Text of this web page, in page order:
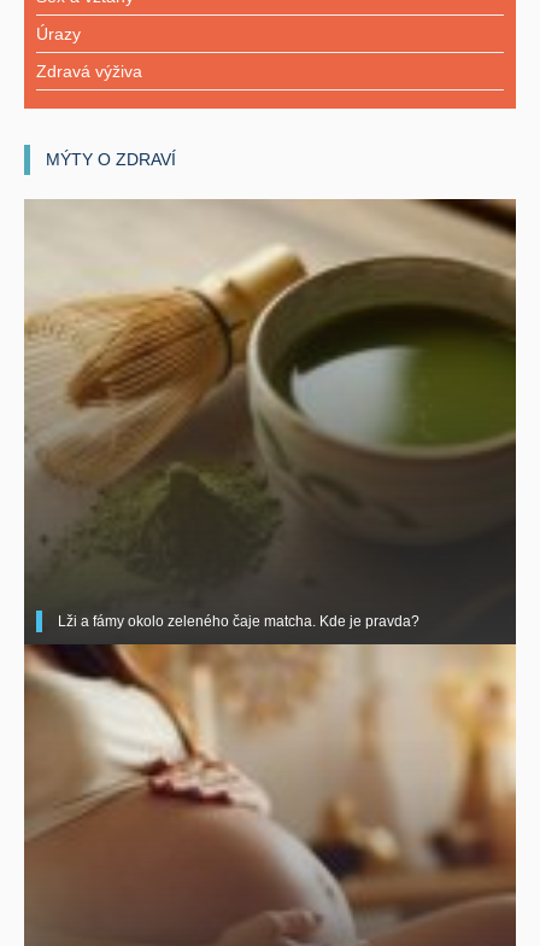
Úrazy
Zdravá výživa
MÝTY O ZDRAVÍ
Lži a fámy okolo zeleného čaje matcha. Kde je pravda?